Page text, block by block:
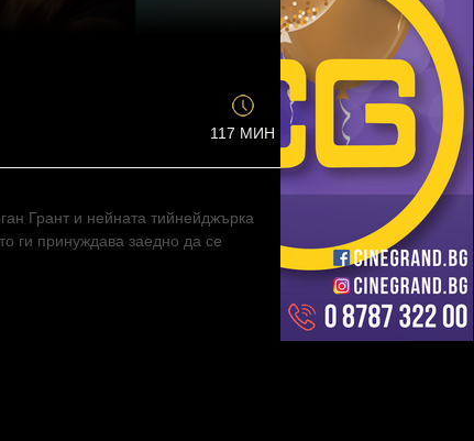
117 МИН
Грант и нейната тийнейджърка
ги принуждава заедно да се